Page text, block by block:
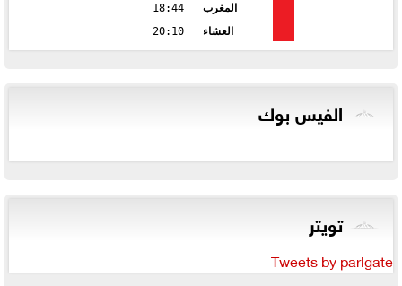
المغرب
18:44
العشاء
20:10
الفيس بوك
تويتر
Tweets by parlgate